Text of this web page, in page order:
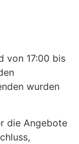
von 17:00 bis
wurden
die Angebote